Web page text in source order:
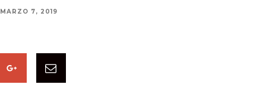
MARZO 7, 2019